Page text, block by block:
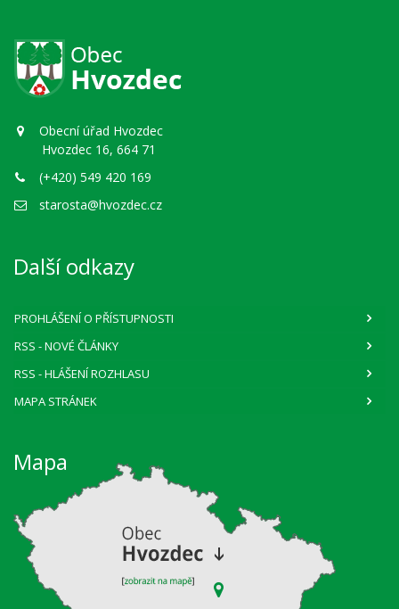
Obecní úřad Hvozdec
Hvozdec 16, 664 71
(+420) 549 420 169
starosta@hvozdec.cz
Další odkazy
PROHLÁŠENÍ O PŘÍSTUPNOSTI
RSS - NOVÉ ČLÁNKY
RSS - HLÁŠENÍ ROZHLASU
MAPA STRÁNEK
Mapa